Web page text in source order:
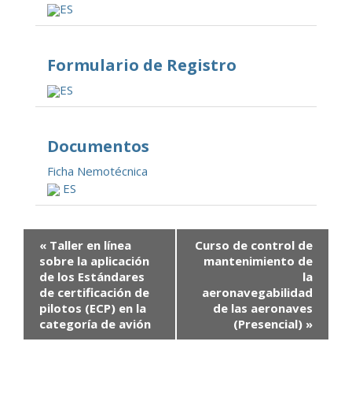
ES
Formulario de Registro
ES
Documentos
Ficha Nemotécnica
ES
« Taller en línea
sobre la aplicación
de los Estándares
de certificación de
pilotos (ECP) en la
categoría de avión
Curso de control de
mantenimiento de
la
aeronavegabilidad
de las aeronaves
(Presencial) »